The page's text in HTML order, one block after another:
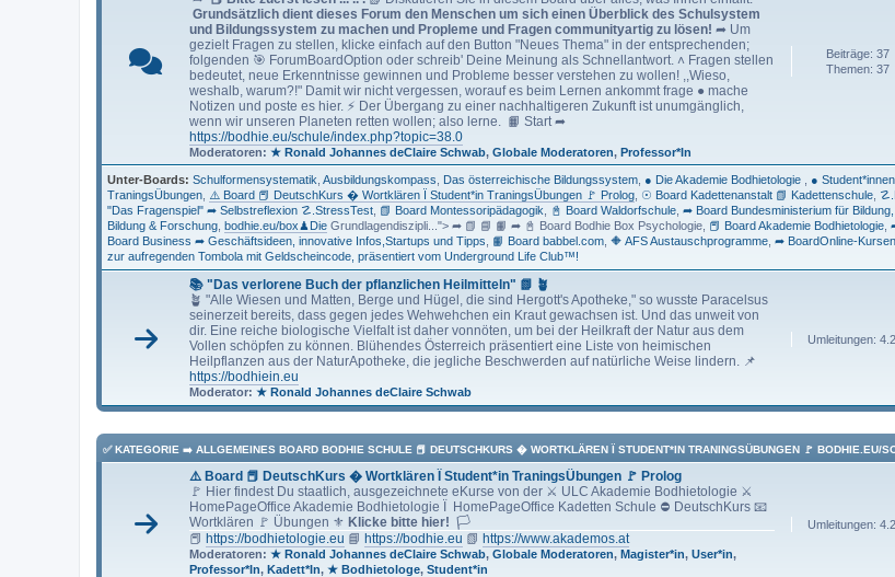
Grundsätzlich dient dieses Forum den Menschen um sich einen Überblick des Schulsystem
und Bildungssystem zu machen und Propleme und Fragen communityartig zu lösen! ➦ Um
gezielt Fragen zu stellen, klicke einfach auf den Button "Neues Thema" in der entsprechenden;
folgenden 🎯 ForumBoardOption oder schreib' Deine Meinung als Schnellantwort. ˄ Fragen stellen
bedeutet, neue Erkenntnisse gewinnen und Probleme besser verstehen zu wollen! ,,Wieso,
weshalb, warum?!" Damit wir nicht vergessen, worauf es beim Lernen ankommt frage ● mache
Notizen und poste es hier. ⚡ Der Übergang zu einer nachhaltigeren Zukunft ist unumgänglich,
wenn wir unseren Planeten retten wollen; also lerne. 📙 Start ➦
https://bodhie.eu/schule/index.php?topic=38.0
Moderatoren: ★ Ronald Johannes deClaire Schwab, Globale Moderatoren, Professor*In
Beiträge: 37
Themen: 37
Unter-Boards Schulformensystematik Ausbildungskompass Das österreichische Bildungssystem ● Die Akademie Bodhietologie
●
TraningsÜbungen ⚠️ Board 📕 DeutschKurs � Wortklären Ï Student*in TraningsÜbungen 🚩 Prolog ☉ Board Kadettenanstalt 📗 Kadettenschule
"Das Fragenspiel" ➦ Selbstreflexion ☡.StressTest 📗 Board Montessoripädagogik 📓 Board Waldorfschule ➦ Board Bundesministerium für
Bildung & Forschung bodhie.eu/box♟Die Grundlagendiszipli..."> ➦ 📗 📘 📙 ➦ 📓 Board Bodhie Box Psychologie 📕 Board Akademie Bodhietologie
Board Business ➦ Geschäftsideen, innovative Infos,Startups und Tipps
📙 Board babbel.com 🔶 AFS Austauschprogramme ➦ BoardOnline-
zur aufregenden Tombola mit Geldscheincode, präsentiert vom Underground Life Club™!
📚 "Das verlorene Buch der pflanzlichen Heilmitteln" 📗 🪴
🪴 "Alle Wiesen und Matten, Berge und Hügel, die sind Hergott's Apotheke," so wusste Paracelsus
seinerzeit bereits, dass gegen jedes Wehwehchen ein Kraut gewachsen ist. Und das unweit von
dir. Eine reiche biologische Vielfalt ist daher vonnöten, um bei der Heilkraft der Natur aus dem
Vollen schöpfen zu können. Blühendes Österreich präsentiert eine Liste von heimischen
Heilpflanzen aus der NaturApotheke, die jegliche Beschwerden auf natürliche Weise lindern. 📌
https://bodhiein.eu
Moderator: ★ Ronald Johannes deClaire Schwab
Umleitungen:
✅ KATEGORIE ➡️ ALLGEMEINES BOARD BODHIE SCHULE 📕 DEUTSCHKURS � WORTKLÄREN Ï STUDENT*IN TRANINGSÜBUNGEN 🚩 BODHIE.EU/
⚠️ Board 📕 DeutschKurs � Wortklären Ï Student*in TraningsÜbungen 🚩 Prolog
🚩 Hier findest Du staatlich, ausgezeichnete eKurse von der ⚔ ULC Akademie Bodhietologie ⚔
HomePageOffice Akademie Bodhietologie Ï HomePageOffice Kadetten Schule ⛔ DeutschKurs 📧
Wortklären 🚩 Übungen ⚜ Klicke bitte hier! 🏳
📕 https://bodhietologie.eu 📘 https://bodhie.eu 📗 https://www.akademos.at
Moderatoren: ★ Ronald Johannes deClaire Schwab, Globale Moderatoren, Magister*in, User*in,
Professor*In, Kadett*In, ★ Bodhietologe, Student*in
Umleitungen: